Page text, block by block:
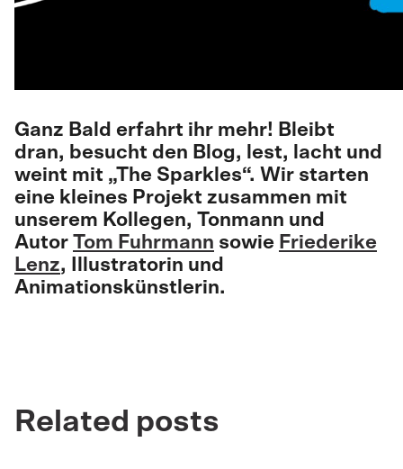
Ganz Bald erfahrt ihr mehr! Bleibt
dran, besucht den Blog, lest, lacht und
weint mit „The Sparkles“. Wir starten
eine kleines Projekt zusammen mit
unserem Kollegen, Tonmann und
Autor Tom Fuhrmann sowie Friederike
Lenz, Illustratorin und
Animationskünstlerin.
Related posts